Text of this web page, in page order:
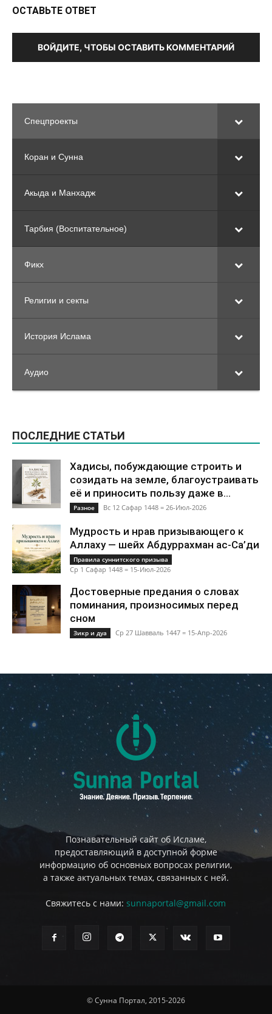
ОСТАВЬТЕ ОТВЕТ
ВОЙДИТЕ, ЧТОБЫ ОСТАВИТЬ КОММЕНТАРИЙ
Спецпроекты
Коран и Сунна
Акыда и Манхадж
Тарбия (Воспитательное)
Фикх
Религии и секты
История Ислама
Аудио
ПОСЛЕДНИЕ СТАТЬИ
Хадисы, побуждающие строить и
созидать на земле, благоустраивать
её и приносить пользу даже в...
Разное Вс 12 Сафар 1448 = 26-Июл-2026
Мудрость и нрав призывающего к
Аллаху — шейх Абдуррахман ас-Са’ди
Правила суннитского призыва
Ср 1 Сафар 1448 = 15-Июл-2026
Достоверные предания о словах
поминания, произносимых перед
сном
Зикр и дуа Ср 27 Шавваль 1447 = 15-Апр-2026
Познавательный сайт об Исламе,
предоставляющий в доступной форме
информацию об основных вопросах религии,
а также актуальных темах, связанных с ней.
Свяжитесь с нами: sunnaportal@gmail.com
© Сунна Портал, 2015-2026